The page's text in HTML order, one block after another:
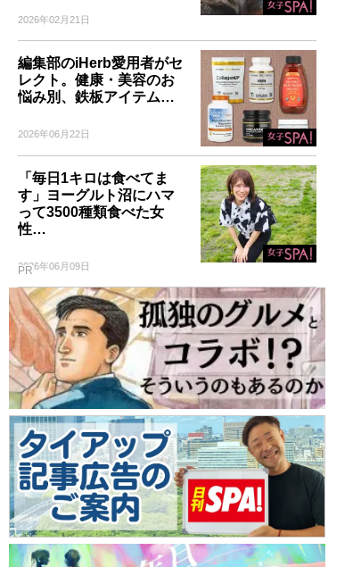
2026年02月21日
編集部のiHerb愛用者がセ
レクト。健康・美容のお
悩み別、鉄板アイテム…
2026年06月22日
「毎日1キロは食べてま
す」ヨーグルト沼にハマ
って3500種類食べた女
性…
2026年06月09日
PR